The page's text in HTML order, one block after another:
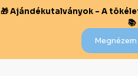
🎁 Ajándékutalványok – A
📚